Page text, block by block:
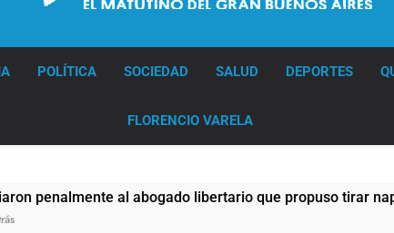
POLÍTICA SOCIEDAD SALUD DEPORTES
FLORENCIO VARELA
al abogado libertario que propuso tirar napalm